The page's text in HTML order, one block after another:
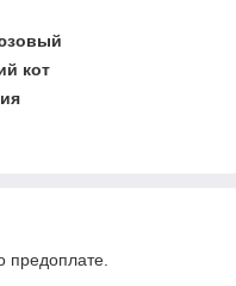
кот
предоплате.